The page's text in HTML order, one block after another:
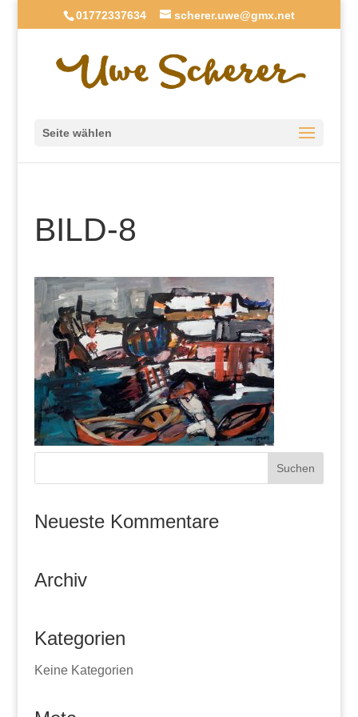
01772337634 scherer.uwe@gmx.net
Seite wählen
BILD-8
Neueste Kommentare
Archiv
Kategorien
Keine Kategorien